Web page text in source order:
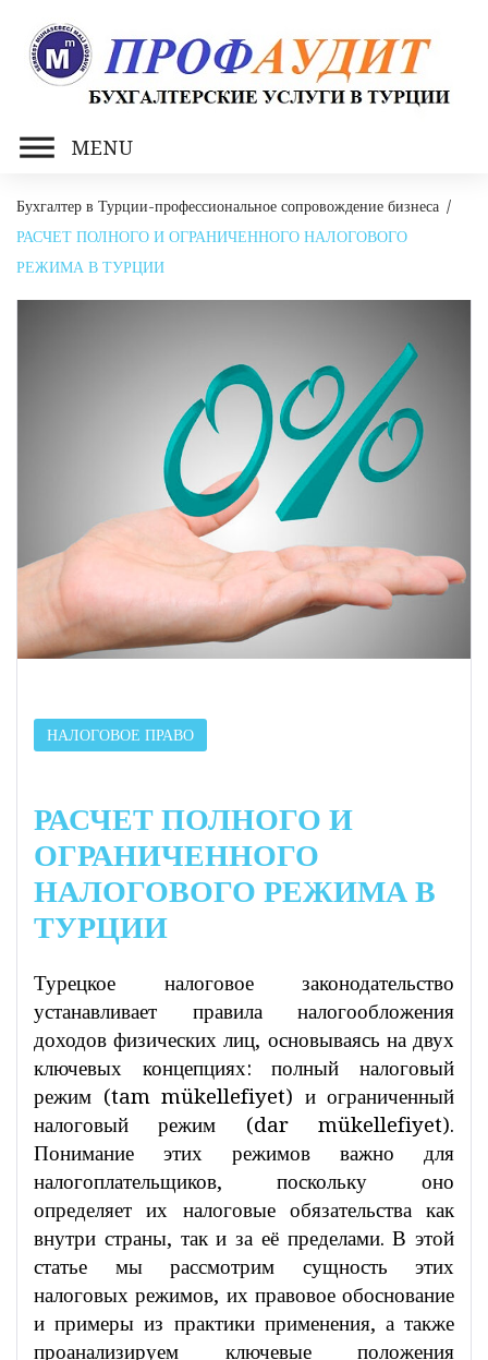
content
MENU
Бухгалтер в Турции-профессиональное сопровождение бизнеса /
РАСЧЕТ ПОЛНОГО И ОГРАНИЧЕННОГО НАЛОГОВОГО
РЕЖИМА В ТУРЦИИ
НАЛОГОВОЕ ПРАВО
РАСЧЕТ ПОЛНОГО И
ОГРАНИЧЕННОГО
НАЛОГОВОГО РЕЖИМА В
ТУРЦИИ
Турецкое налоговое законодательство
устанавливает правила налогообложения
доходов физических лиц, основываясь на двух
ключевых концепциях: полный налоговый
режим (tam mükellefiyet) и ограниченный
налоговый режим (dar mükellefiyet).
Понимание этих режимов важно для
налогоплательщиков, поскольку оно
определяет их налоговые обязательства как
внутри страны, так и за её пределами. В этой
статье мы рассмотрим сущность этих
налоговых режимов, их правовое обоснование
и примеры из практики применения, а также
проанализируем ключевые положения